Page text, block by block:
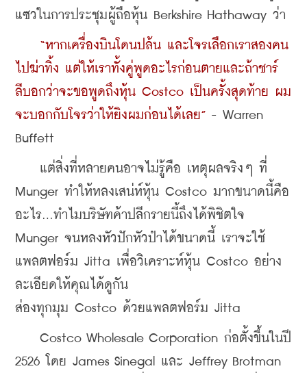
แซวในการประชุมผู้ถือหุ้น Berkshire Hathaway ว่า
“หากเครื่องบินโดนปล้น และโจรเลือกเราสองคน
ไปฆ่าทิ้ง แต่ให้เราทั้งคู่พูดอะไรก่อนตายและถ้าชาร์
ลีบอกว่าจะขอพูดถึงหุ้น Costco เป็นครั้งสุดท้าย ผม
จะบอกกับโจรว่าให้ยิงผมก่อนได้เลย” - Warren
Buffett
แต่สิ่งที่หลายคนอาจไม่รู้คือ เหตุผลจริงๆ ที่
Munger ทำให้หลงเสน่ห์หุ้น Costco มากขนาดนี้คือ
อะไร…ทำไมบริษัทค้าปลีกรายนี้ถึงได้พิชิตใจ
Munger จนหลงหัวปักหัวปำได้ขนาดนี้ เราจะใช้
แพลตฟอร์ม Jitta เพื่อวิเคราะห์หุ้น Costco อย่าง
ละเอียดให้คุณได้ดูกัน
ส่องทุกมุม Costco ด้วยแพลตฟอร์ม Jitta
Costco Wholesale Corporation ก่อตั้งขึ้นในปี
2526 โดย James Sinegal และ Jeffrey Brotman